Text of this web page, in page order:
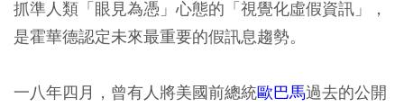
抓準人類「眼見為憑」心態的「視覺化虛假資訊」，
是霍華德認定未來最重要的假訊息趨勢。
一八年四月，曾有人將美國前總統歐巴馬過去的公開